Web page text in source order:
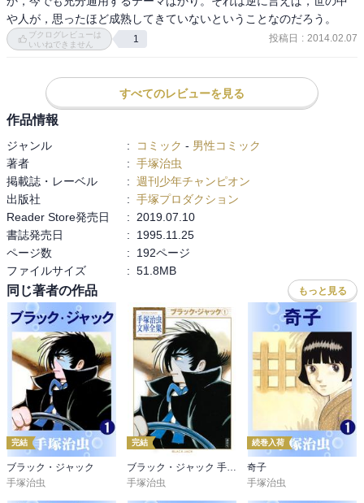
や人が，思ったほど成熟してきていないということなのだろう。
ブクログレビューは
いいねできません
1 投稿日 : 2014.02.07
すべてのレビューを見る
作品情報
ジャンル : コミック - 男性コミック
著者
: 手塚治虫
掲載誌・レーベル
: 週刊少年チャンピオン
出版社
: 手塚プロダクション
Reader Store発売日
:
2019.07.10
書誌発売日
:
1995.11.25
ページ数
:
192ページ
ファイルサイズ
: 51.8MB
同じ著者の作品 もっと見る
完結
ブラック・ジャック
手塚治虫
完結
ブラック・ジャック 手塚治虫文庫全集
手塚治虫
続巻入荷
奇子
手塚治虫